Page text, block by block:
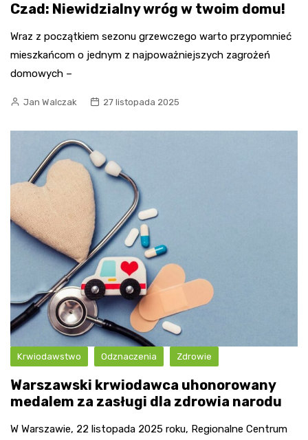
Czad: Niewidzialny wróg w twoim domu!
Wraz z początkiem sezonu grzewczego warto przypomnieć
mieszkańcom o jednym z najpoważniejszych zagrożeń
domowych –
Jan Walczak 27 listopada 2025
Krwiodawstwo Odznaczenia Zdrowie
Warszawski krwiodawca uhonorowany
medalem za zasługi dla zdrowia narodu
W Warszawie, 22 listopada 2025 roku, Regionalne Centrum